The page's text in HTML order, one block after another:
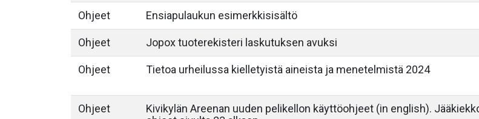
Ohjeet Ensiapulaukun esimerkkisisältö
Ohjeet Jopox tuoterekisteri laskutuksen avuksi
Ohjeet Tietoa urheilussa kielletyistä aineista ja menetelmistä 2024
Ohjeet
Kivikylän Areenan uuden pelikellon käyttöohjeet (in english).